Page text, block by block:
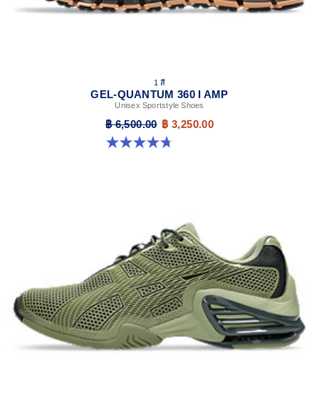
1 สี
GEL-QUANTUM 360 I AMP
Unisex Sportstyle Shoes
฿ 6,500.00 ฿ 3,250.00
4.7 จาก 5 ดาว 109 รีวิว